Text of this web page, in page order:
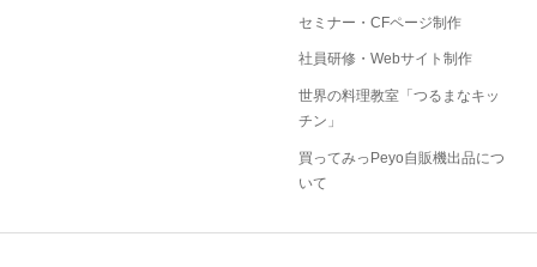
セミナー・CFページ制作
社員研修・Webサイト制作
世界の料理教室「つるまなキッ
チン」
買ってみっPeyo自販機出品につ
いて